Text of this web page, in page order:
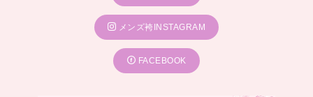
メンズ袴INSTAGRAM
FACEBOOK